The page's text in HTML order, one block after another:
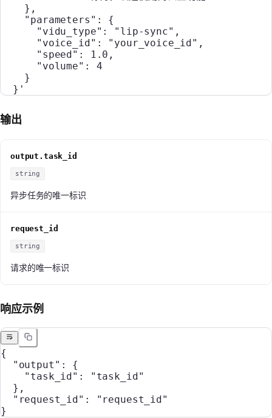
    },
    "parameters": {
      "vidu_type": "lip-sync",
      "voice_id": "your_voice_id",
      "speed": 1.0,
      "volume": 4
    }
  }'
输出
output.task_id
string
异步任务的唯一标识
request_id
string
请求的唯一标识
响应示例
{
  "output"
: {
    "task_id"
:
"task_id"
  },
  "request_id"
:
"request_id"
}